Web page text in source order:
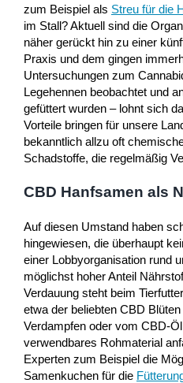
zum Beispiel als Streu für die
im Stall? Aktuell sind die
näher gerückt hin zu einer
Praxis und dem gingen
Untersuchungen zum
Legehennen beobachtet und
gefüttert wurden – lohnt sich
Vorteile bringen für unsere
bekanntlich allzu oft
Schadstoffe, die regelmäßig
CBD Hanfsamen als
Auf diesen Umstand haben
hingewiesen, die überhaupt
einer Lobbyorganisation rund
möglichst hoher Anteil
Verdauung steht beim
etwa der beliebten CBD
Verdampfen oder vom CBD-
verwendbares Rohmaterial
Experten zum Beispiel die
Samenkuchen für die